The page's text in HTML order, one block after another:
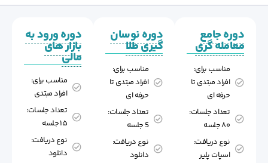
دوره جامع
معامله گری
مناسب برای:
افراد مبتدی تا
حرفه ای
تعداد جلسات:
۸۰ جلسه
نوع دریافت:
اسپات پلیر
دوره نوسان
گیری طلا
مناسب برای:
افراد مبتدی تا
حرفه ای
تعداد جلسات:
5 جلسه
نوع دریافت:
دانلود
دوره ورود به
بازار های
مالی
مناسب برای:
افراد مبتدی
تعداد جلسات:
۱۵ جلسه
نوع دریافت:
دانلود